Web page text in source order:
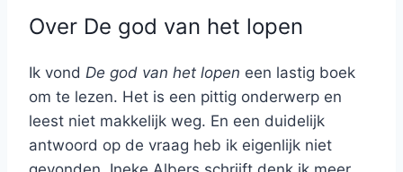
Over De god van het lopen
Ik vond De god van het lopen een lastig boek
om te lezen. Het is een pittig onderwerp en
leest niet makkelijk weg. En een duidelijk
antwoord op de vraag heb ik eigenlijk niet